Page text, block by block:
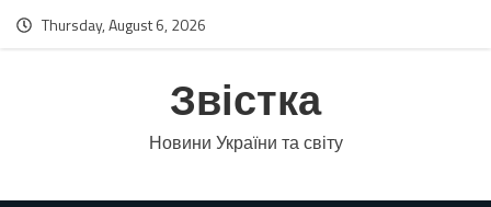
Thursday, August 6, 2026
Звістка
Новини України та світу